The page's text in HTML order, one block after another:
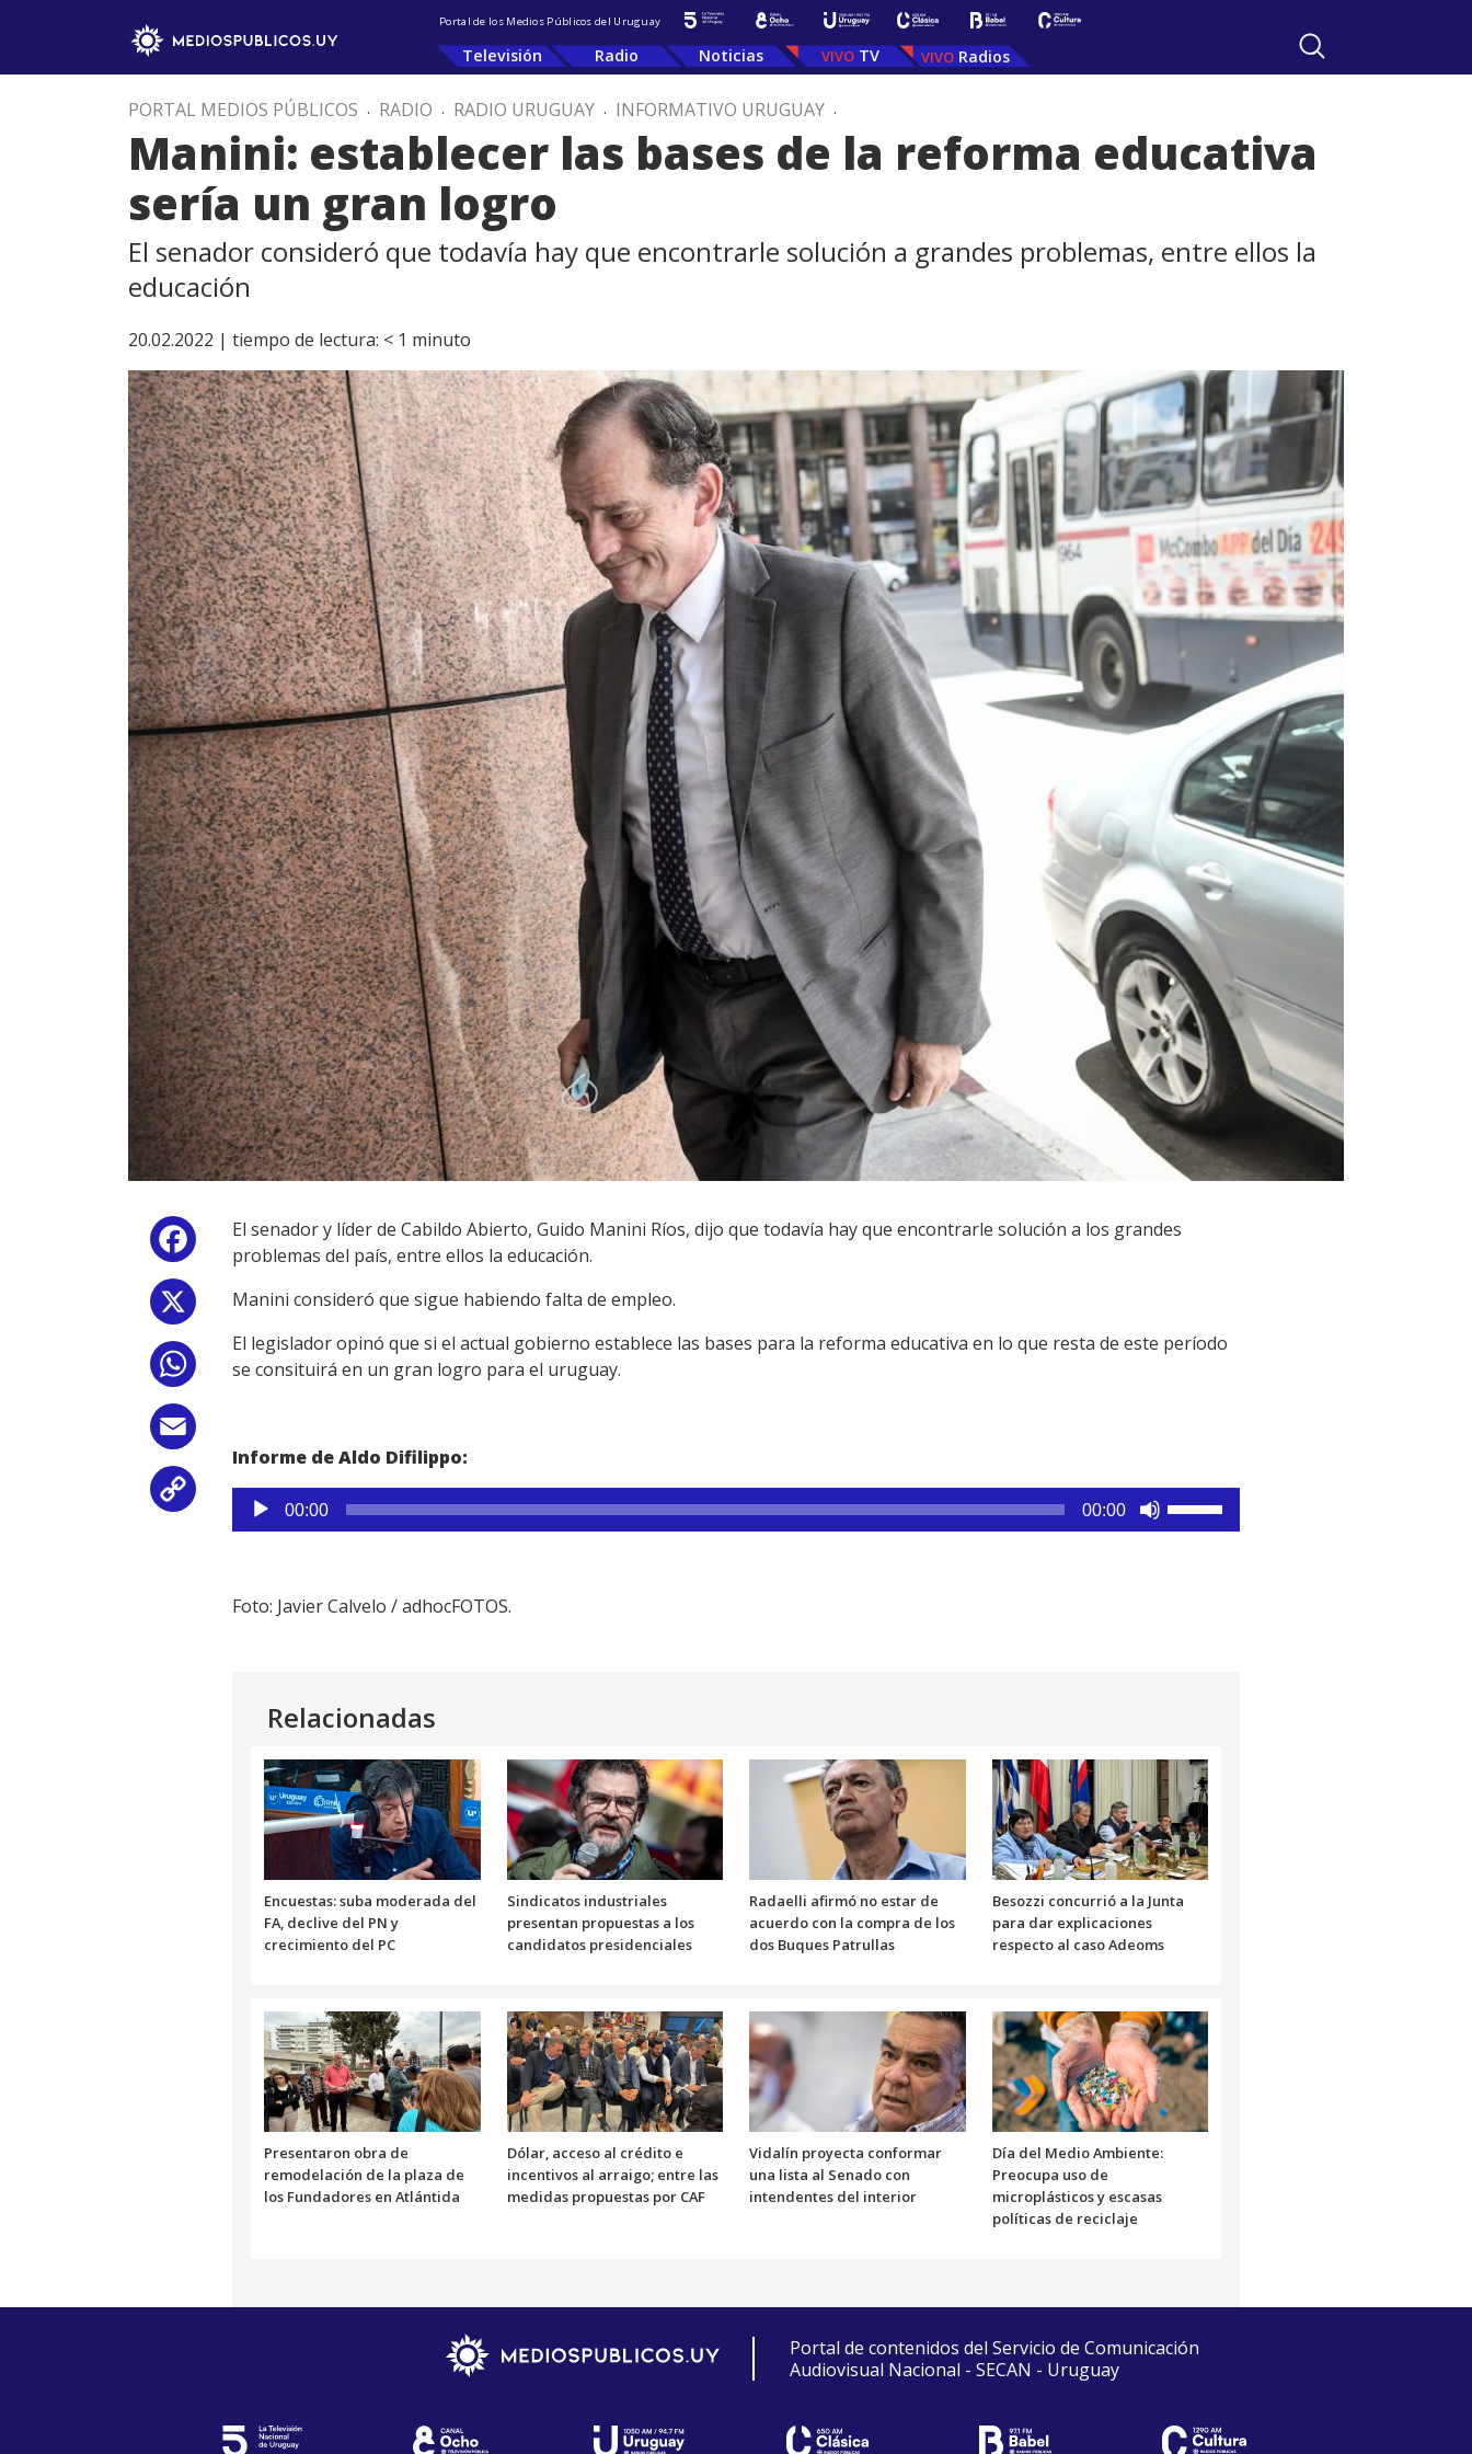
Portal de los Medios Públicos del Uruguay
Televisión Radio Noticias TV Radios
PORTAL MEDIOS PÚBLICOS . RADIO . RADIO URUGUAY . INFORMATIVO URUGUAY .
Manini: establecer las bases de la reforma educativa
sería un gran logro
El senador consideró que todavía hay que encontrarle solución a grandes problemas, entre ellos la
educación
20.02.2022 | tiempo de lectura: < 1 minuto
Facebook
WhatsApp
Copy
Link
El senador y líder de Cabildo Abierto, Guido Manini Ríos, dijo que todavía hay que encontrarle solución a los grandes
problemas del país, entre ellos la educación.
Manini consideró que sigue habiendo falta de empleo.
El legislador opinó que si el actual gobierno establece las bases para la reforma educativa en lo que resta de este período
se consituirá en un gran logro para el uruguay.
Informe de Aldo Difilippo:
Reproductor
de
00:00 00:00
el
volumen.
Foto: Javier Calvelo / adhocFOTOS.
Relacionadas
Encuestas: suba moderada del
FA, declive del PN y
crecimiento del PC
Sindicatos industriales
presentan propuestas a los
candidatos presidenciales
Radaelli afirmó no estar de
acuerdo con la compra de los
dos Buques Patrullas
Besozzi concurrió a la Junta
para dar explicaciones
respecto al caso Adeoms
Presentaron obra de
remodelación de la plaza de
los Fundadores en Atlántida
Dólar, acceso al crédito e
incentivos al arraigo; entre las
medidas propuestas por CAF
Vidalín proyecta conformar
una lista al Senado con
intendentes del interior
Día del Medio Ambiente:
Preocupa uso de
microplásticos y escasas
políticas de reciclaje
Portal de contenidos del Servicio de Comunicación
Audiovisual Nacional - SECAN - Uruguay